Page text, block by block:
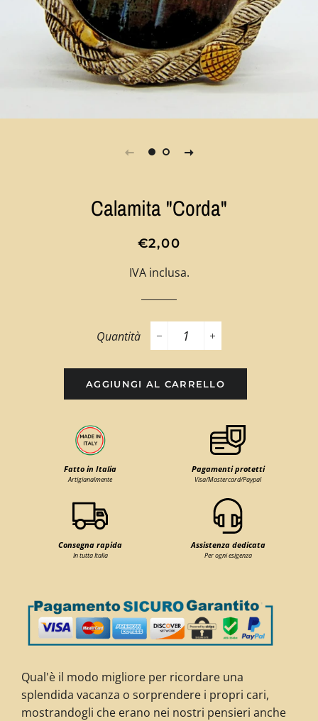
Calamita "Corda"
Prezzo
listino
Prezzo
€2,00
IVA inclusa.
Quantità
−
+
AGGIUNGI AL CARRELLO
Fatto in Italia
Artigianalmente
Pagamenti protetti
Visa/Mastercard/Paypal
Consegna rapida
In tutta Italia
Assistenza dedicata
Per ogni esigenza
Qual'è il modo migliore per ricordare una
splendida vacanza o sorprendere i propri cari,
mostrandogli che erano nei nostri pensieri anche